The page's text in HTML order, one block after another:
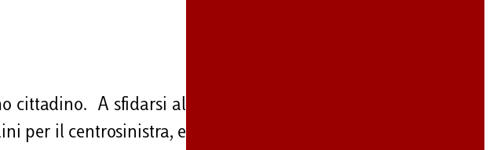
cittadino. A sfidarsi al
per il centrosinistra, e